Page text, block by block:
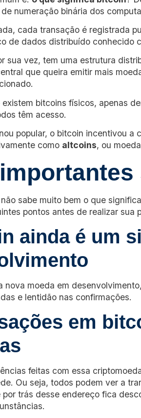
numeração binária dos
cada transação é registrada
de dados distribuído conhecido
sua vez, tem uma estrutura
que queira emitir mais
existem bitcoins físicos, apenas
têm acesso.
popular, o bitcoin incentivou a
como altcoins, ou
sabe muito bem o que
pontos antes de realizar sua
ainda é um
nova moeda em
e lentidão nas confirmações.
em
feitas com essa
Ou seja, todos podem ver a
trás desse endereço fica